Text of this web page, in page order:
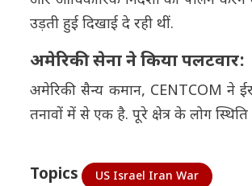
उड़ती हुई दिखाई दे रही थीं.
अमेरिकी सेना ने किया पलटवार:
अमेरिकी सैन्य कमान, CENTCOM ने
तनावों में से एक है. पूरे क्षेत्र के लोग
Topics US Israel Iran War